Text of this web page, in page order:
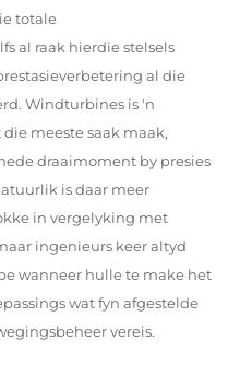
totale
al raak hierdie stelsels
al die
Windturbines is 'n
meeste saak maak,
draaimoment by presies
is daar meer
in vergelyking met
ingenieurs keer altyd
wanneer hulle te make het
wat fyn afgestelde
vereis.